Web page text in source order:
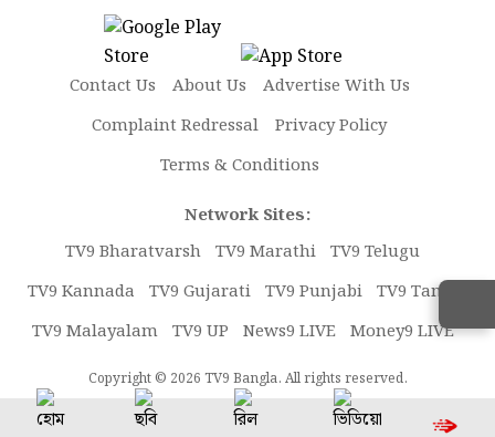
Contact Us About Us
Advertise With Us
Complaint Redressal
Privacy Policy
Terms & Conditions
Network Sites:
TV9 Bharatvarsh TV9 Marathi TV9 Telugu
TV9 Kannada TV9 Gujarati TV9 Punjabi TV9 Tamil
TV9 Malayalam TV9 UP News9 LIVE Money9 LIVE
Copyright © 2026 TV9 Bangla. All rights reserved.